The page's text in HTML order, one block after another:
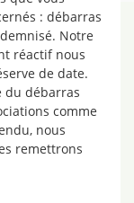
: débarras
Notre
réactif nous
de date.
du débarras
comme
nous
remettrons